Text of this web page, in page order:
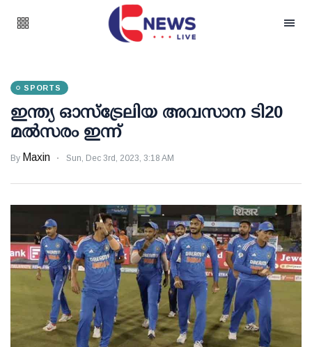
SPORTS
ഇന്ത്യ ഓസ്‌ട്രേലിയ അവസാന ടി20
മല്‍സരം ഇന്ന്
By Maxin Sun, Dec 3rd, 2023, 3:18 AM